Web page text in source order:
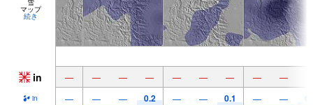
マップ
続き
in — — — — — — — — —
in — — — 0.2 — — 0.1 — —